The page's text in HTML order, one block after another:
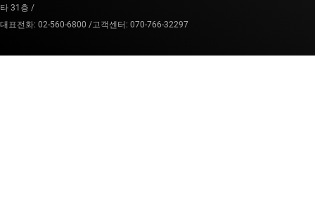
타 31층 /
대표전화: 02-560-6800 /고객센터: 070-766-32297